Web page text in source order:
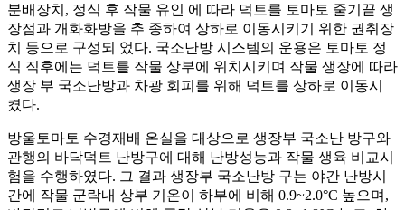
분배장치, 정식 후 작물 유인 에 따라 덕트를 토마토 줄기끝 생
장점과 개화화방을 추 종하여 상하로 이동시키기 위한 권취장
치 등으로 구성되 었다. 국소난방 시스템의 운용은 토마토 정
식 직후에는 덕트를 작물 상부에 위치시키며 작물 생장에 따라
생장 부 국소난방과 차광 회피를 위해 덕트를 상하로 이동시
켰다.
방울토마토 수경재배 온실을 대상으로 생장부 국소난 방구와
관행의 바닥덕트 난방구에 대해 난방성능과 작물 생육 비교시
험을 수행하였다. 그 결과 생장부 국소난방 구는 야간 난방시
간에 작물 군락내 상부 기온이 하부에 비해 0.9~2.0°C 높으며,